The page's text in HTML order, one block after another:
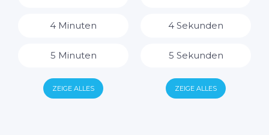
14 Stunden
4 Minuten
5 Minuten
6 Minuten
ZEIGE ALLES
4 Sekunden
5 Sekunden
6 Sekunden
ZEIGE ALLES